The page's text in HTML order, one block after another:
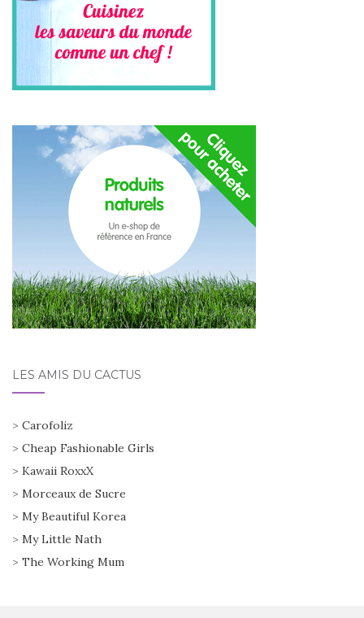
LES AMIS DU CACTUS
> Carofoliz
> Cheap Fashionable Girls
> Kawaii RoxxX
> Morceaux de Sucre
> My Beautiful Korea
> My Little Nath
> The Working Mum